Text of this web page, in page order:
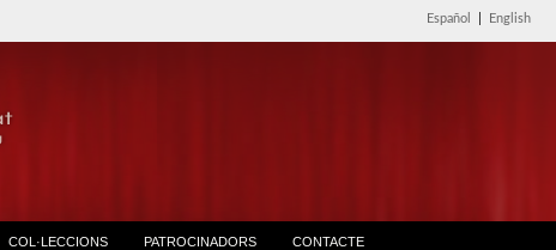
Español English
COL·LECCIONS PATROCINADORS CONTACTE